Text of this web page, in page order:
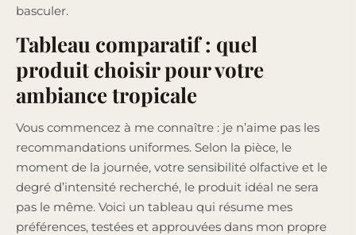
basculer.
Tableau comparatif : quel
produit choisir pour votre
ambiance tropicale
Vous commencez à me connaître : je n’aime pas les
recommandations uniformes. Selon la pièce, le
moment de la journée, votre sensibilité olfactive et le
degré d’intensité recherché, le produit idéal ne sera
pas le même. Voici un tableau qui résume mes
préférences, testées et approuvées dans mon propre